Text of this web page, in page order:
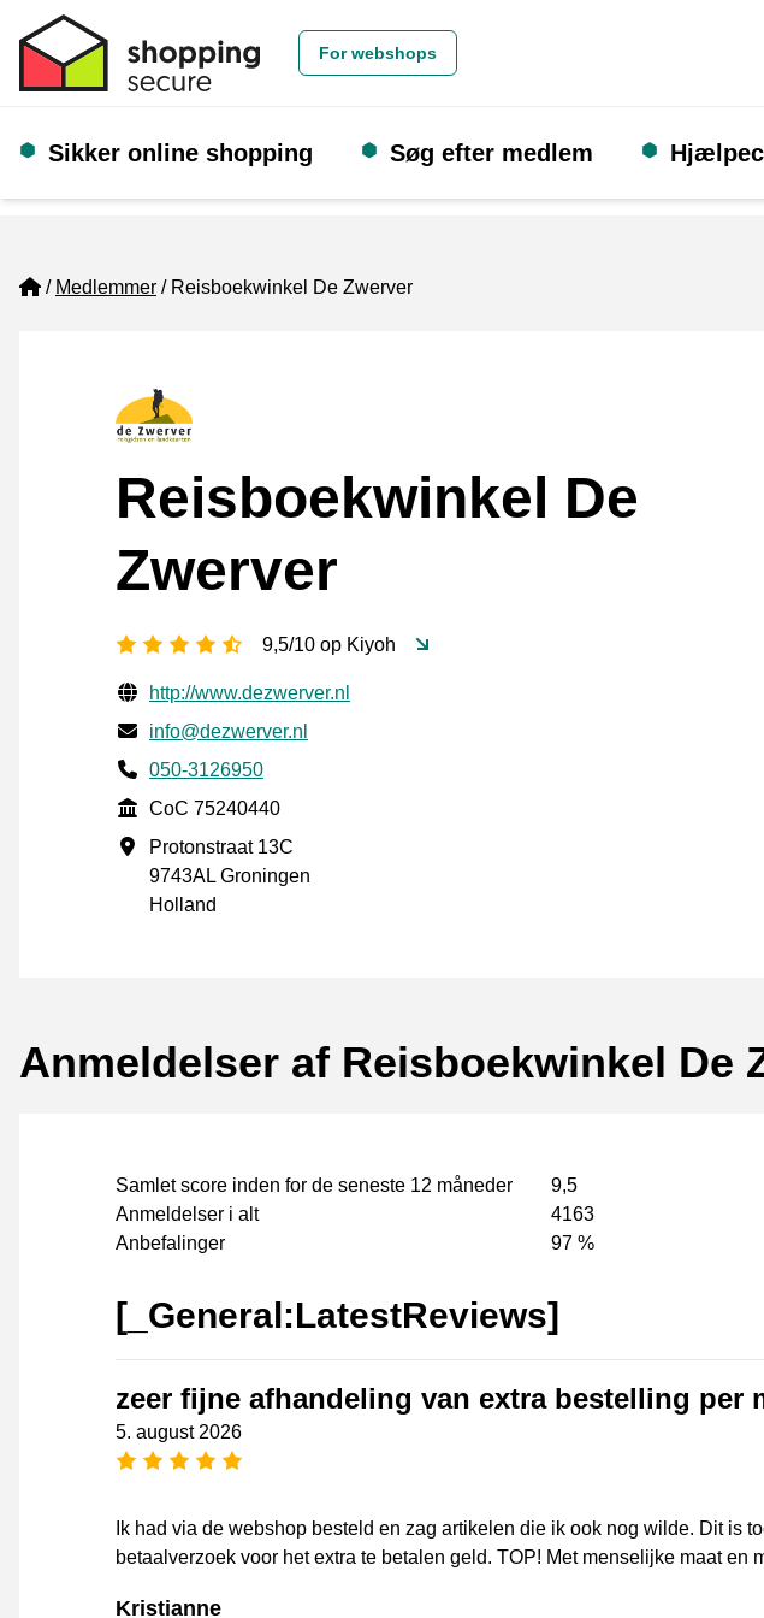
For webshops
Sikker online shopping Søg efter medlem
Home
Medlemmer Reisboekwinkel De Zwerver
Reisboekwinkel De
Zwerver
[_General:NumberOfStarsPluralFormat]
9,5/10 op Kiyoh
Verificerede kontaktoplysninger
Website URL
http://www.dezwerver.nl
E-mail
info@dezwerver.nl
Phone number
050-3126950
CoC
CoC 75240440
Forretningsadresse
Protonstraat 13C
9743AL Groningen
Holland
Anmeldelser af Reisboekwinkel De
Samlet score inden for de seneste 12 måneder
9,5
Anmeldelser i alt
4163
Anbefalinger
97 %
[_General:LatestReviews]
zeer fijne afhandeling van extra bestelling per
5. august 2026
[_General:NumberOfStarsPluralFormat]
Ik had via de webshop besteld en zag artikelen die ik ook nog wilde. Dit is
betaalverzoek voor het extra te betalen geld. TOP! Met menselijke maat en
Kristianne